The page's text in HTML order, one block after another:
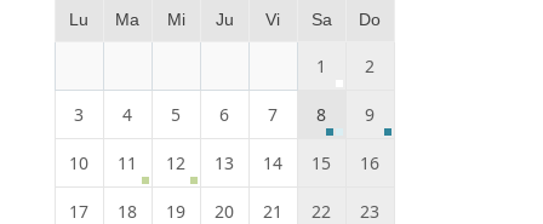
Lu Ma Mi Ju Vi Sa Do
1 2
3 4 5 6 7 8 9
10 11 12 13 14 15 16
17 18 19 20 21 22 23